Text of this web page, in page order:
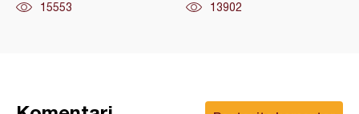
15553 13902